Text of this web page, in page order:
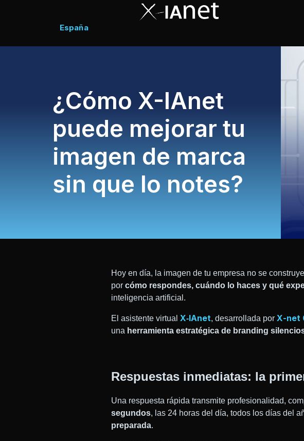
España
¿Cómo X-IAnet
puede mejorar tu
imagen de marca
sin que lo notes?
Hoy en día, la imagen de tu empresa no se
por cómo respondes, cuándo lo haces y qué
inteligencia artificial.
El asistente virtual X‑IAnet, desarrollada por X-net
una herramienta estratégica de branding
Respuestas inmediatas: la
Una respuesta rápida transmite profesionalidad,
segundos, las 24 horas del día, todos los días del
preparada.